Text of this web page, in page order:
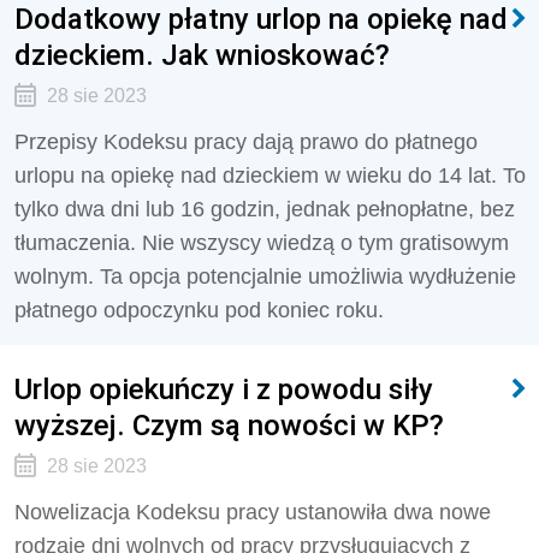
Dodatkowy płatny urlop na opiekę nad
dzieckiem. Jak wnioskować?
28 sie 2023
Przepisy Kodeksu pracy dają prawo do płatnego
urlopu na opiekę nad dzieckiem w wieku do 14 lat. To
tylko dwa dni lub 16 godzin, jednak pełnopłatne, bez
tłumaczenia. Nie wszyscy wiedzą o tym gratisowym
wolnym. Ta opcja potencjalnie umożliwia wydłużenie
płatnego odpoczynku pod koniec roku.
Urlop opiekuńczy i z powodu siły
wyższej. Czym są nowości w KP?
28 sie 2023
Nowelizacja Kodeksu pracy ustanowiła dwa nowe
rodzaje dni wolnych od pracy przysługujących z